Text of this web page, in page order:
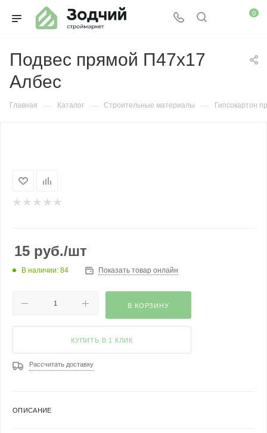
0
Подвес прямой П47х17
Албес
Главная — Каталог — Строительные материалы — Гипсокартон
15 руб./шт
В наличии: 84 Показать товар онлайн
В КОРЗИНУ
КУПИТЬ В 1 КЛИК
Рассчитать доставку
ОПИСАНИЕ